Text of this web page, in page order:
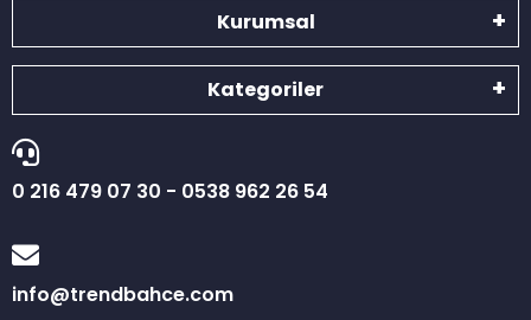
Kurumsal
Kategoriler
0 216 479 07 30 - 0538 962 26 54
info@trendbahce.com